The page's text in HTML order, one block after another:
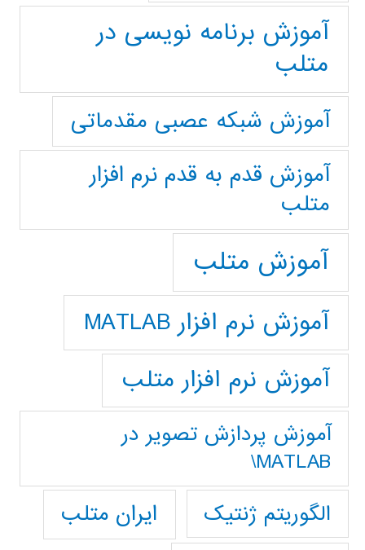
آموزش برنامه نویسی در
متلب
آموزش شبکه عصبی مقدماتی
آموزش قدم به قدم نرم افزار
متلب
آموزش متلب
آموزش نرم افزار MATLAB
آموزش نرم افزار متلب
آموزش پردازش تصوير در
MATLAB\
الگوریتم ژنتیک
ایران متلب